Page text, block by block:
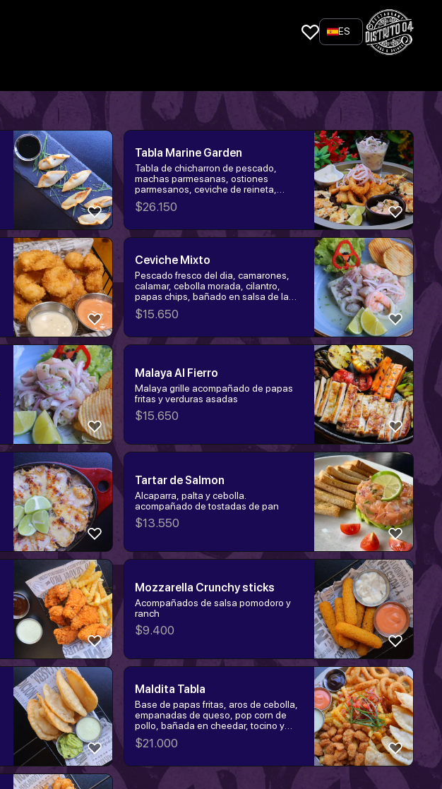
ES
Tabla Marine Garden
Tabla de chicharron de pescado,
machas parmesanas, ostiones
parmesanos, ceviche de reineta,
camarones al ajillo, calamares
apanados. Acompañada de salsa
$26.150
Ceviche Mixto
Pescado fresco del dia, camarones,
calamar, cebolla morada, cilantro,
papas chips, bañado en salsa de la
casa... Rocoto Decorativo ( Cuidado)
$15.650
Malaya Al Fierro
Malaya grille acompañado de papas
fritas y verduras asadas
$15.650
Tartar de Salmon
Alcaparra, palta y cebolla.
acompañado de tostadas de pan
$13.550
Mozzarella Crunchy sticks
Acompañados de salsa pomodoro y
ranch
$9.400
Maldita Tabla
Base de papas fritas, aros de cebolla,
empanadas de queso, pop corn de
pollo, bañada en cheedar, tocino y
cebollin
$21.000